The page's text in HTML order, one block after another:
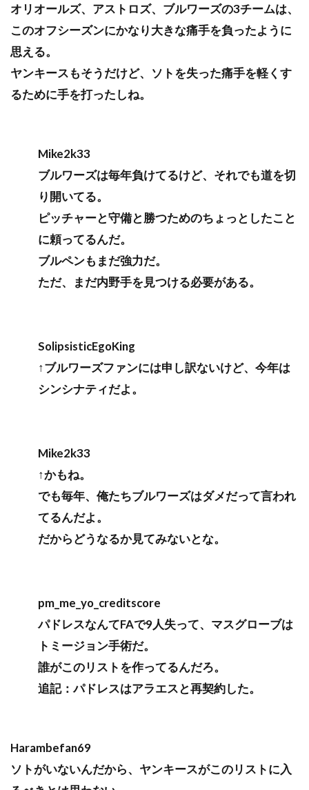
オリオールズ、アストロズ、ブルワーズの3チームは、
このオフシーズンにかなり大きな痛手を負ったように
思える。
ヤンキースもそうだけど、ソトを失った痛手を軽くす
るために手を打ったしね。
Mike2k33
ブルワーズは毎年負けてるけど、それでも道を切
り開いてる。
ピッチャーと守備と勝つためのちょっとしたこと
に頼ってるんだ。
ブルペンもまだ強力だ。
ただ、まだ内野手を見つける必要がある。
SolipsisticEgoKing
↑ブルワーズファンには申し訳ないけど、今年は
シンシナティだよ。
Mike2k33
↑かもね。
でも毎年、俺たちブルワーズはダメだって言われ
てるんだよ。
だからどうなるか見てみないとな。
pm_me_yo_creditscore
パドレスなんてFAで9人失って、マスグローブは
トミージョン手術だ。
誰がこのリストを作ってるんだろ。
追記：パドレスはアラエスと再契約した。
Harambefan69
ソトがいないんだから、ヤンキースがこのリストに入